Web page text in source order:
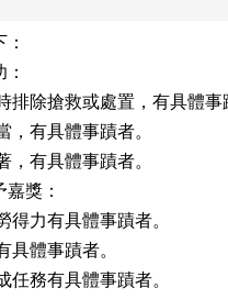
時排除搶救或處置，有具體
，有具體事蹟者。
，有具體事蹟者。
獎：
得力有具體事蹟者。
具體事蹟者。
任務有具體事蹟者。